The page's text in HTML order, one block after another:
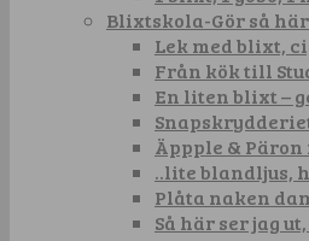
Blixtskola-Gör så
Lek med blixt,
Från kök till
En liten blixt –
Äppple &
..lite blandljus,
Plåta naken
Så här ser jag